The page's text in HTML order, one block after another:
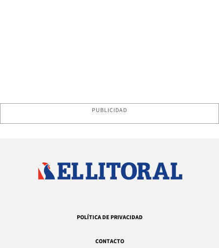
PUBLICIDAD
POLÍTICA DE PRIVACIDAD
CONTACTO